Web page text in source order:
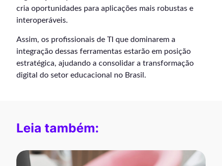
cria oportunidades para aplicações mais robustas e
interoperáveis.
Assim, os profissionais de TI que dominarem a
integração dessas ferramentas estarão em posição
estratégica, ajudando a consolidar a transformação
digital do setor educacional no Brasil.
Leia também: